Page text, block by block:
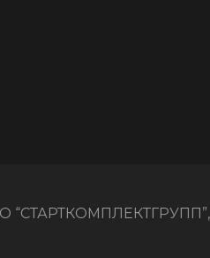
“СТАРТКОМПЛЕКТГРУПП”,